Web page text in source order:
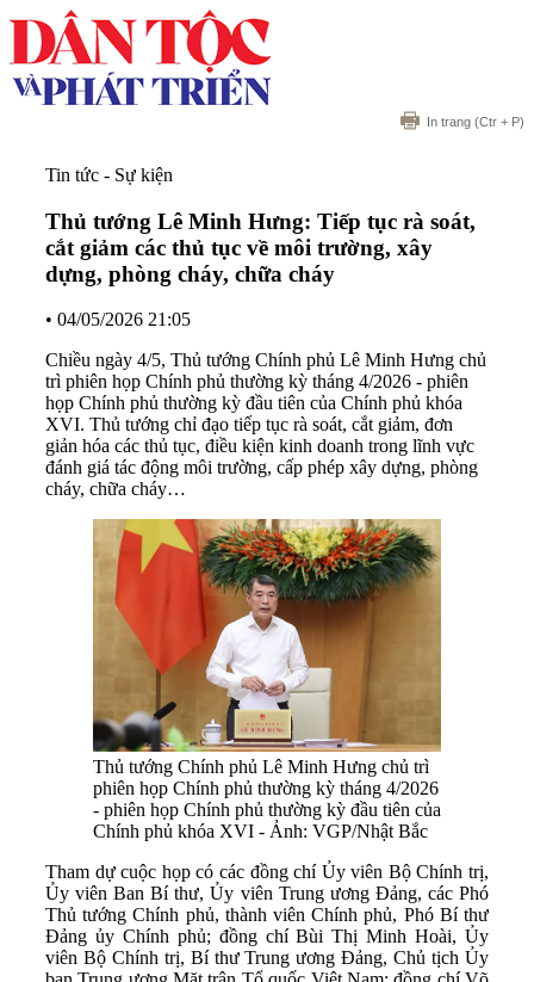
In trang (Ctr + P)
Tin tức - Sự kiện
Thủ tướng Lê Minh Hưng: Tiếp tục rà soát,
cắt giảm các thủ tục về môi trường, xây
dựng, phòng cháy, chữa cháy
• 04/05/2026 21:05
Chiều ngày 4/5, Thủ tướng Chính phủ Lê Minh Hưng chủ
trì phiên họp Chính phủ thường kỳ tháng 4/2026 - phiên
họp Chính phủ thường kỳ đầu tiên của Chính phủ khóa
XVI. Thủ tướng chỉ đạo tiếp tục rà soát, cắt giảm, đơn
giản hóa các thủ tục, điều kiện kinh doanh trong lĩnh vực
đánh giá tác động môi trường, cấp phép xây dựng, phòng
cháy, chữa cháy…
Thủ tướng Chính phủ Lê Minh Hưng chủ trì
phiên họp Chính phủ thường kỳ tháng 4/2026
- phiên họp Chính phủ thường kỳ đầu tiên của
Chính phủ khóa XVI - Ảnh: VGP/Nhật Bắc
Tham dự cuộc họp có các đồng chí Ủy viên Bộ Chính trị,
Ủy viên Ban Bí thư, Ủy viên Trung ương Đảng, các Phó
Thủ tướng Chính phủ, thành viên Chính phủ, Phó Bí thư
Đảng ủy Chính phủ; đồng chí Bùi Thị Minh Hoài, Ủy
viên Bộ Chính trị, Bí thư Trung ương Đảng, Chủ tịch Ủy